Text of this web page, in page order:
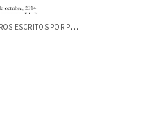
PRESENTACIÓN DE LIBROS ESCRITOS POR PROF...